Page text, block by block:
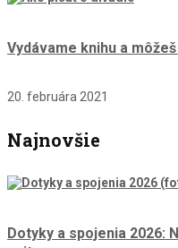
Vydávame knihu a
20. februára 2021
Najnovšie
Dotyky a spojenia 2026: